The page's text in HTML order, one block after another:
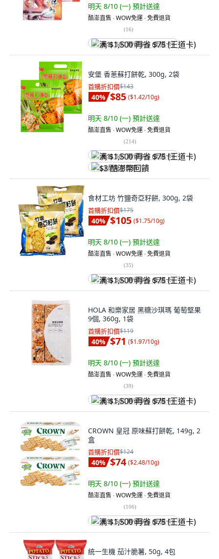
明天 8/10 (一) 預計送達
酷澎直售 ∙ WOW免運 ∙ 免費退貨
(16)
满 $1,500 再省 $75 (王道卡)
安堡 香蔥蘇打餅乾, 300g, 2袋
首購折扣價$143
40% $85 ($1.42/10g)
明天 8/10 (一) 預計送達
酷澎直售 ∙ WOW免運 ∙ 免費退貨
(214)
满 $1,500 再省 $75 (王道卡)
$3 酷澎幣回饋
食材工坊 竹鹽奇亞籽餅, 300g, 2袋
首購折扣價$175
40% $105 ($1.75/10g)
明天 8/10 (一) 預計送達
酷澎直售 ∙ WOW免運 ∙ 免費退貨
(35)
满 $1,500 再省 $75 (王道卡)
HOLA 和樂家居 黑糖沙琪瑪 葡萄堅果
9個, 360g, 1袋
首購折扣價$119
40% $71 ($1.97/10g)
明天 8/10 (一) 預計送達
酷澎直售 ∙ WOW免運 ∙ 免費退貨
(39)
满 $1,500 再省 $75 (王道卡)
CROWN 皇冠 原味蘇打餅乾, 149g, 2
盒
首購折扣價$124
40% $74 ($2.48/10g)
明天 8/10 (一) 預計送達
酷澎直售 ∙ WOW免運 ∙ 免費退貨
(106)
满 $1,500 再省 $75 (王道卡)
統一生機 茄汁脆薯, 50g, 4包